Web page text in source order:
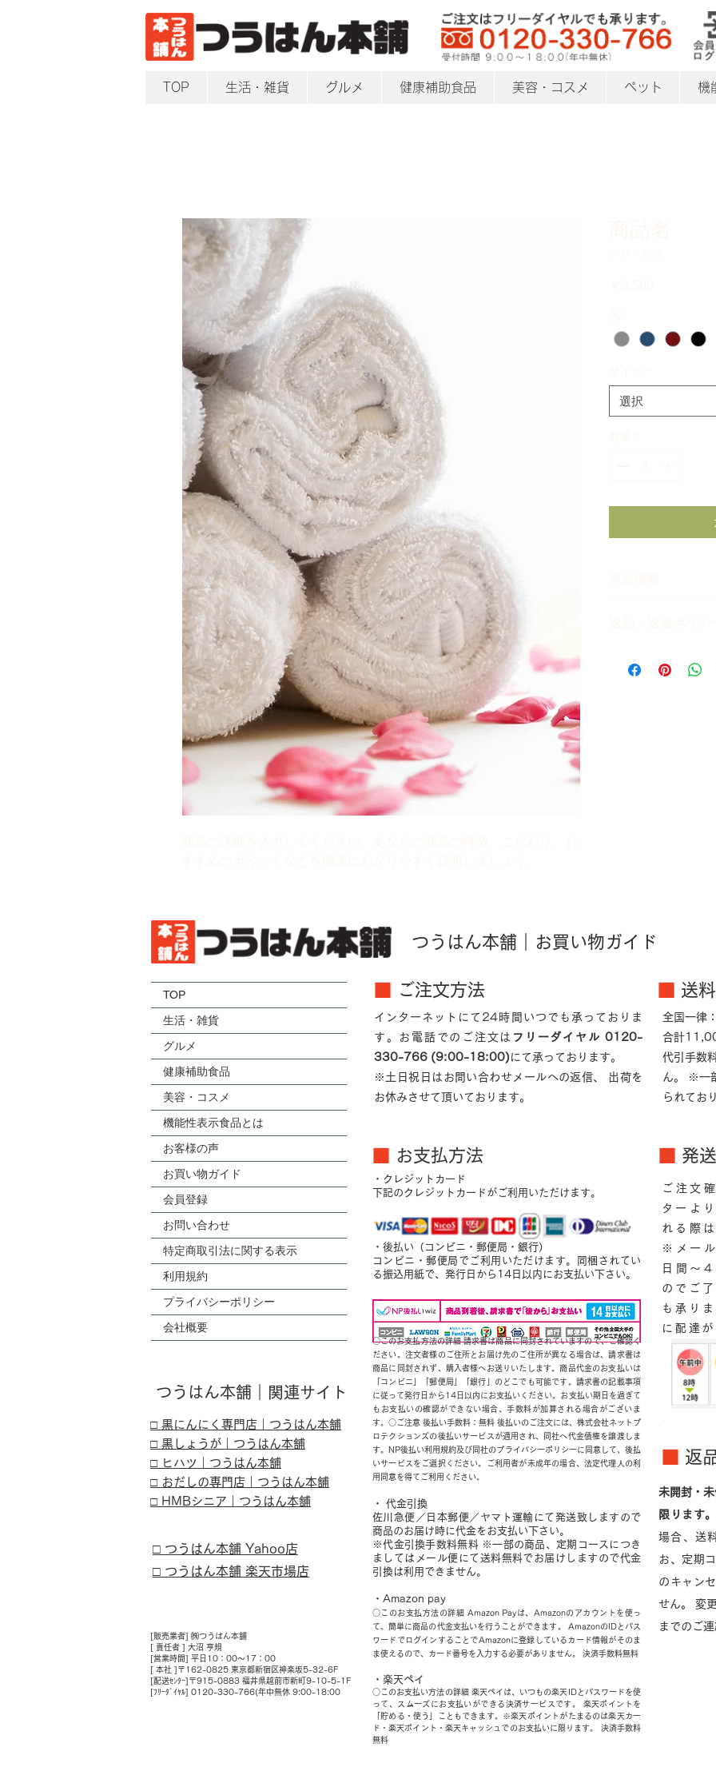
TOP 生活・雑貨 グルメ 健康補助食品 美容・コスメ ペット 機
選択
つうはん本舗｜お買い物ガイド
TOP
生活・雑貨
グルメ
健康補助食品
美容・コスメ
機能性表示食品とは
お客様の声
お買い物ガイド
会員登録
お問い合わせ
特定商取引法に関する表示
利用規約
プライバシーポリシー
会社概要
​つうはん本舗｜関連サイト
□ 黒にんにく専門店｜つうはん本舗
□ 黒しょうが｜つうはん本舗
□ ヒハツ｜つうはん本舗
□ おだしの専門店｜つうはん本舗​
□ HMBシニア｜つうはん本舗
□ つうはん本舗 Yahoo店
□ つうはん本舗 楽天市場店
[販売業者] ㈱つうはん本舗
[ 責任者 ] 大沼 亨規
[営業時間] 平日10：00～17：00
[ 本社 ]〒162-0825 東京都新宿区神楽坂5-32-6F
[配送ｾﾝﾀｰ]〒915-0883 福井県越前市新町9-10-5-1F
[ﾌﾘｰﾀﾞｲﾔﾙ] 0120-330-766(年中無休 9:00-18:00
ご注文方法
インターネットにて24時間いつでも承っておりま
す。お電話でのご注文は フリーダイヤル 0120-
330-766 (9:00-18:00)にて承っております。
※土日祝日はお問い合わせメールへの返信、 出荷を
お休みさせて頂いております。
お支払方法
・クレジットカード
下記のクレジットカードがご利用いただけます。
・後払い（コンビニ・郵便局・銀行）
コンビニ・郵便局でご利用いただけます。同梱されてい
る振込用紙で、発行日から14日以内にお支払い下さい。
○このお支払方法の詳細 請求書は商品に同封されていますので、ご確認く
ださい。注文者様のご住所とお届け先のご住所が異なる場合は、請求書は
商品に同封されず、購入者様へお送りいたします。商品代金のお支払いは
「コンビニ」「郵便局」「銀行」のどこでも可能です。請求書の記載事項
に従って発行日から14日以内にお支払いください。お支払い期日を過ぎて
もお支払いの確認ができない場合、手数料が加算される場合がございま
す。○ご注意 後払い手数料：無料 後払いのご注文には、株式会社ネットプ
ロテクションズの後払いサービスが適用され、同社へ代金債権を譲渡しま
す。NP後払い利用規約及び同社のプライバシーポリシーに同意して、後払
いサービスをご選択ください。ご利用者が未成年の場合、法定代理人の利
用同意を得てご利用ください。
・ 代金引換
佐川急便／日本郵便／ヤマト運輸にて発送致しますので
商品のお届け時に代金をお支払い下さい。
※代金引換手数料無料 ※一部の商品、定期コースにつき
ましてはメール便にて送料無料でお届けしますので代金
引換は利用できません。
・Amazon pay
○このお支払方法の詳細 Amazon Payは、Amazonのアカウントを使っ
て、簡単に商品の代金支払いを行うことができます。 AmazonのIDとパス
ワードでログインすることでAmazonに登録しているカード情報がそのま
ま使えるので、カード番号を入力する必要がありません。 決済手数料無料
・楽天ペイ
○このお支払い方法の詳細 楽天ペイは、いつもの楽天IDとパスワードを使
って、スムーズにお支払いができる決済サービスです。 楽天ポイントを
「貯める・使う」こともできます。※楽天ポイントがたまるのは楽天カー
ド・楽天ポイント・楽天キャッシュでのお支払いに限ります。 決済手数料
無料
送
全国一律
合計
代引手数
ん。 ※一
られてお
発
ご注文
ターよ
れる際
※メー
日間～
のでご
も承り
に配達
返
未開封・
限ります。
場合、送
お、定期
のキャン
せん。 変
までのご